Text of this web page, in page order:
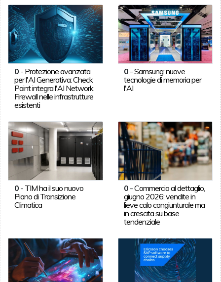
0- Protezione avanzata
per l'AI Generativa: Check
Point integra l'AI Network
Firewall nelle infrastrutture
esistenti
0 -Samsung: nuove
tecnologie di memoria per
l'AI
0- TIM ha il suo nuovo
Piano di Transizione
Climatica
0 -Commercio al dettaglio,
giugno 2026: vendite in
lieve calo congiunturale ma
in crescita su base
tendenziale